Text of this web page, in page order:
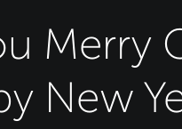
Merry
New